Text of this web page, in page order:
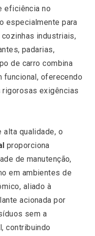
eficiência no
especialmente para
industriais,
padarias,
de carro combina
funcional, oferecendo
exigências
alta qualidade, o
proporciona
de manutenção,
em ambientes de
aliado à
acionada por
sem a
contribuindo